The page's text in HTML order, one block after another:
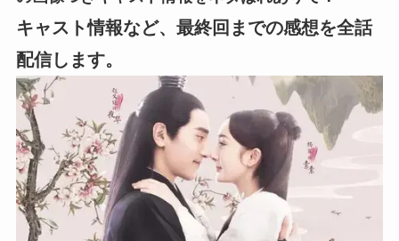
キャスト情報など、最終回までの感想を全話
配信します。